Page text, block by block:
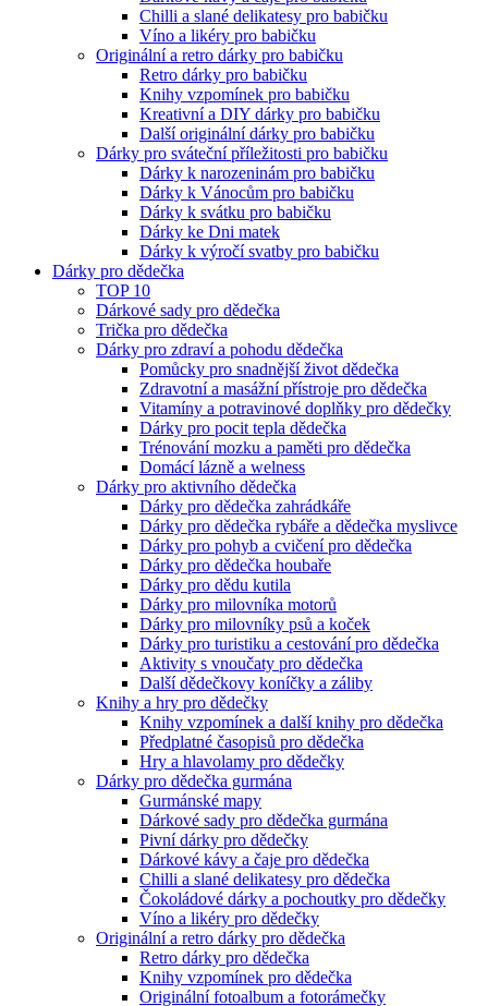
Chilli a slané delikatesy pro babičku
Víno a likéry pro babičku
Originální a retro dárky pro babičku
Retro dárky pro babičku
Knihy vzpomínek pro babičku
Kreativní a DIY dárky pro babičku
Další originální dárky pro babičku
Dárky pro sváteční příležitosti pro babičku
Dárky k narozeninám pro babičku
Dárky k Vánocům pro babičku
Dárky k svátku pro babičku
Dárky ke Dni matek
Dárky k výročí svatby pro babičku
Dárky pro dědečka
TOP 10
Dárkové sady pro dědečka
Trička pro dědečka
Dárky pro zdraví a pohodu dědečka
Pomůcky pro snadnější život dědečka
Zdravotní a masážní přístroje pro dědečka
Vitamíny a potravinové doplňky pro dědečky
Dárky pro pocit tepla dědečka
Trénování mozku a paměti pro dědečka
Domácí lázně a welness
Dárky pro aktivního dědečka
Dárky pro dědečka zahrádkáře
Dárky pro dědečka rybáře a dědečka myslivce
Dárky pro pohyb a cvičení pro dědečka
Dárky pro dědečka houbaře
Dárky pro dědu kutila
Dárky pro milovníka motorů
Dárky pro milovníky psů a koček
Dárky pro turistiku a cestování pro dědečka
Aktivity s vnoučaty pro dědečka
Další dědečkovy koníčky a záliby
Knihy a hry pro dědečky
Knihy vzpomínek a další knihy pro dědečka
Předplatné časopisů pro dědečka
Hry a hlavolamy pro dědečky
Dárky pro dědečka gurmána
Gurmánské mapy
Dárkové sady pro dědečka gurmána
Pivní dárky pro dědečky
Dárkové kávy a čaje pro dědečka
Chilli a slané delikatesy pro dědečka
Čokoládové dárky a pochoutky pro dědečky
Víno a likéry pro dědečky
Originální a retro dárky pro dědečka
Retro dárky pro dědečka
Knihy vzpomínek pro dědečka
Originální fotoalbum a fotorámečky